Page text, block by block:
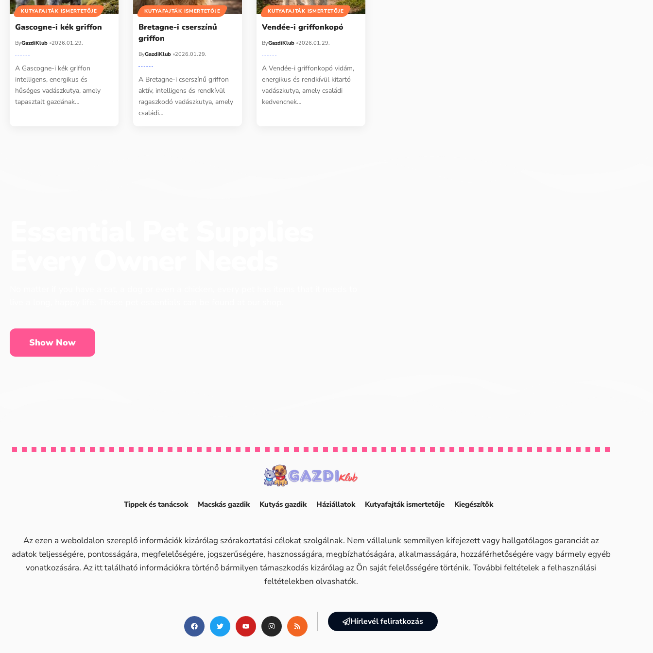
KUTYAFAJTÁK ISMERTETŐJE
Gascogne-i kék griffon
ByGazdiKlub 2026.01.29.
A Gascogne-i kék griffon
intelligens, energikus és
hűséges vadászkutya, amely
tapasztalt gazdának…
KUTYAFAJTÁK ISMERTETŐJE
Bretagne-i cserszínű
griffon
ByGazdiKlub 2026.01.29.
A Bretagne-i cserszínű griffon
aktív, intelligens és rendkívül
ragaszkodó vadászkutya, amely
családi…
KUTYAFAJTÁK ISMERTETŐJE
Vendée-i griffonkopó
ByGazdiKlub 2026.01.29.
A Vendée-i griffonkopó vidám,
energikus és rendkívül kitartó
vadászkutya, amely családi
kedvencnek…
Show Now
Tippek és tanácsok Macskás gazdik Kutyás gazdik Háziállatok Kutyafajták ismertetője Kiegészítők
Az ezen a weboldalon szereplő információk kizárólag szórakoztatási célokat szolgálnak. Nem vállalunk semmilyen kifejezett vagy hallgatólagos garanciát az
adatok teljességére, pontosságára, megfelelőségére, jogszerűségére, hasznosságára, megbízhatóságára, alkalmasságára, hozzáférhetőségére vagy bármely egyéb
vonatkozására. Az itt található információkra történő bármilyen támaszkodás kizárólag az Ön saját felelősségére történik. További feltételek a felhasználási
feltételekben olvashatók.
Hírlevél feliratkozás